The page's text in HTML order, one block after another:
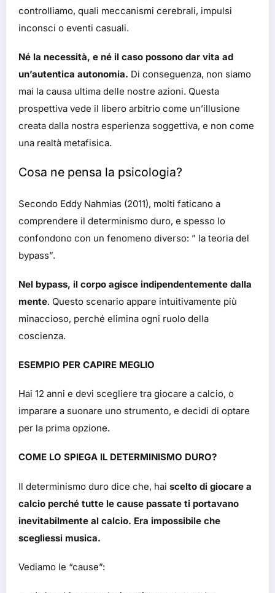
controlliamo, quali meccanismi cerebrali, impulsi
inconsci o eventi casuali.
Né la necessità, e né il caso possono dar vita ad
un’autentica autonomia. Di conseguenza, non siamo
mai la causa ultima delle nostre azioni. Questa
prospettiva vede il libero arbitrio come un’illusione
creata dalla nostra esperienza soggettiva, e non come
una realtà metafisica.
Cosa ne pensa la psicologia?
Secondo Eddy Nahmias (2011), molti faticano a
comprendere il determinismo duro, e spesso lo
confondono con un fenomeno diverso: ” la teoria del
bypass”.
Nel bypass, il corpo agisce indipendentemente dalla
mente. Questo scenario appare intuitivamente più
minaccioso, perché elimina ogni ruolo della
coscienza.
ESEMPIO PER CAPIRE MEGLIO
Hai 12 anni e devi scegliere tra giocare a calcio, o
imparare a suonare uno strumento, e decidi di optare
per la prima opzione.
COME LO SPIEGA IL DETERMINISMO DURO?
Il determinismo duro dice che, hai scelto di giocare a
calcio perché tutte le cause passate ti portavano
inevitabilmente al calcio. Era impossibile che
scegliessi musica.
Vediamo le “cause”: